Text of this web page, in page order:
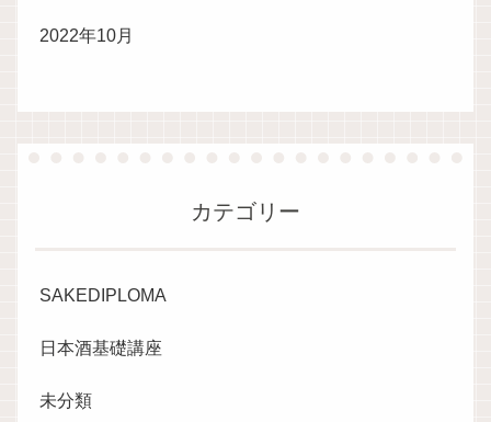
2022年10月
カテゴリー
SAKEDIPLOMA
日本酒基礎講座
未分類